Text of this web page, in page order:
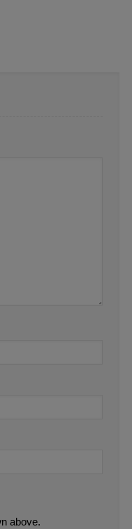
above.